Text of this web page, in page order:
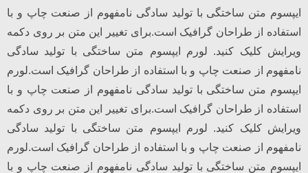
ایپسوم متن ساختگی با تولید سادگی نامفهوم از صنعت چاپ و با
استفاده از طراحان گرافیک است.برای تغییر این متن بر روی دکمه
ویرایش کلیک کنید. لورم ایپسوم متن ساختگی با تولید سادگی
نامفهوم از صنعت چاپ و با استفاده از طراحان گرافیک است.لورم
ایپسوم متن ساختگی با تولید سادگی نامفهوم از صنعت چاپ و با
استفاده از طراحان گرافیک است.برای تغییر این متن بر روی دکمه
ویرایش کلیک کنید. لورم ایپسوم متن ساختگی با تولید سادگی
نامفهوم از صنعت چاپ و با استفاده از طراحان گرافیک است.لورم
ایپسوم متن ساختگی با تولید سادگی نامفهوم از صنعت چاپ و با